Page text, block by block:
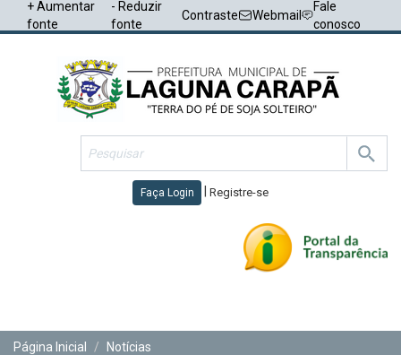
+ Aumentar
fonte
- Reduzir
fonte
Contraste Webmail
Fale
conosco
Faça Login Registre-se
Página Inicial
Notícias